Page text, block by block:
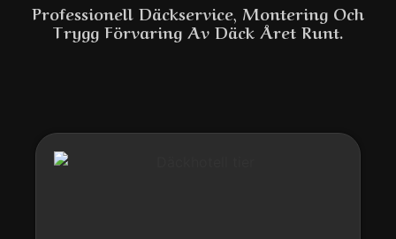
Professionell Däckservice, Montering Och
Trygg Förvaring Av Däck Året Runt.